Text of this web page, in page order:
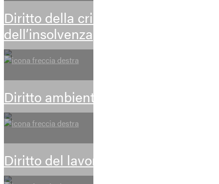
Diritto della crisi d’impresa e
dell’insolvenza
Diritto ambientale
Diritto del lavoro